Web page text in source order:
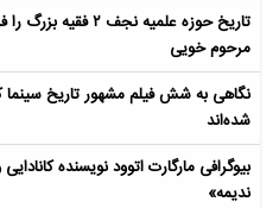
تاریخ حوزه علمیه
مرحوم خویی
نگاهی به شش فیلم مشهور تاریخ
شده‌اند
بیوگرافی مارگارت اتوود نویسنده
ندیمه»